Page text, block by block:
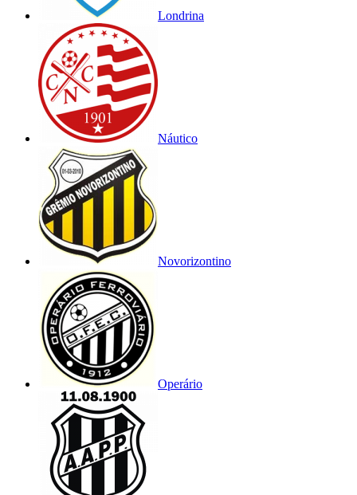
Londrina
Náutico
Novorizontino
Operário